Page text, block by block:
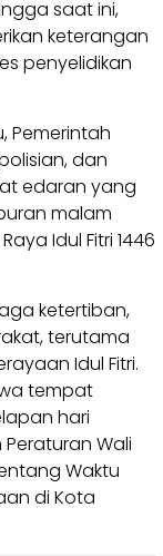
saat ini,
keterangan
penyelidikan
Pemerintah
dan
edaran yang
malam
Idul Fitri 1446
ketertiban,
terutama
Idul Fitri.
tempat
hari
Wali
Waktu
di Kota